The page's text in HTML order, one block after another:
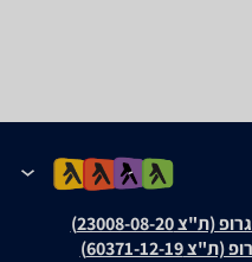
08-20)
12-19)